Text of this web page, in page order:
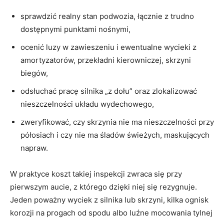
sprawdzić realny stan podwozia, łącznie z trudno
dostępnymi punktami nośnymi,
ocenić luzy w zawieszeniu i ewentualne wycieki z
amortyzatorów, przekładni kierowniczej, skrzyni
biegów,
odsłuchać pracę silnika „z dołu” oraz zlokalizować
nieszczelności układu wydechowego,
zweryfikować, czy skrzynia nie ma nieszczelności przy
półosiach i czy nie ma śladów świeżych, maskujących
napraw.
W praktyce koszt takiej inspekcji zwraca się przy
pierwszym aucie, z którego dzięki niej się rezygnuje.
Jeden poważny wyciek z silnika lub skrzyni, kilka ognisk
korozji na progach od spodu albo luźne mocowania tylnej